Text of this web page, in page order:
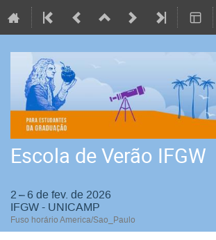
Escola de Verão IFGW
2 – 6 de fev. de 2026
IFGW - UNICAMP
Fuso horário America/Sao_Paulo